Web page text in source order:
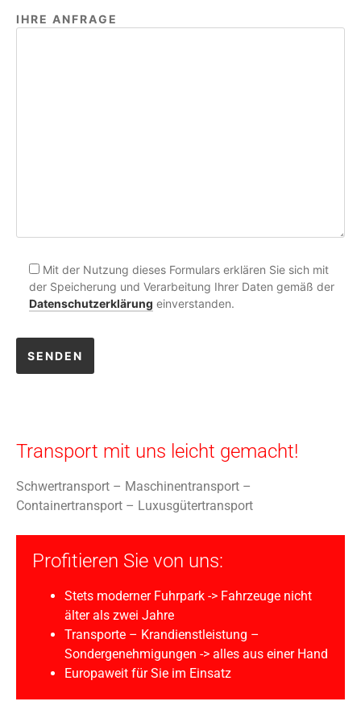
IHRE ANFRAGE
Mit der Nutzung dieses Formulars erklären Sie sich mit
der Speicherung und Verarbeitung Ihrer Daten gemäß der
Datenschutzerklärung einverstanden.
Transport mit uns leicht gemacht!
Schwertransport – Maschinentransport –
Containertransport – Luxusgütertransport
Profitieren Sie von uns:
Stets moderner Fuhrpark -> Fahrzeuge nicht
älter als zwei Jahre
Transporte – Krandienstleistung –
Sondergenehmigungen -> alles aus einer Hand
Europaweit für Sie im Einsatz